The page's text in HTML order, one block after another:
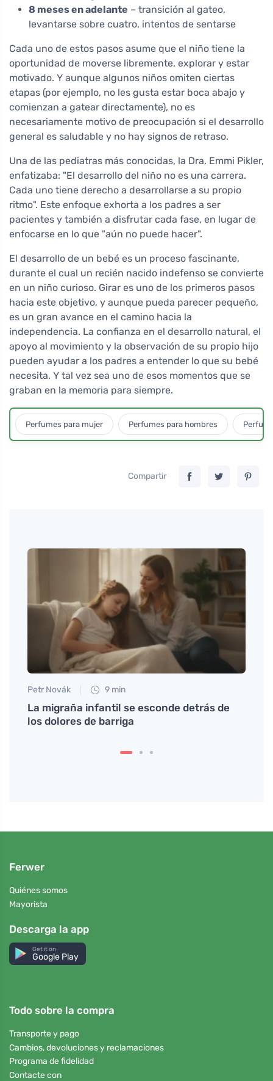
8 meses en adelante – transición al gateo,
levantarse sobre cuatro, intentos de sentarse
Cada uno de estos pasos asume que el niño tiene la
oportunidad de moverse libremente, explorar y estar
motivado. Y aunque algunos niños omiten ciertas
etapas (por ejemplo, no les gusta estar boca abajo y
comienzan a gatear directamente), no es
necesariamente motivo de preocupación si el desarrollo
general es saludable y no hay signos de retraso.
Una de las pediatras más conocidas, la Dra. Emmi Pikler,
enfatizaba: "El desarrollo del niño no es una carrera.
Cada uno tiene derecho a desarrollarse a su propio
ritmo". Este enfoque exhorta a los padres a ser
pacientes y también a disfrutar cada fase, en lugar de
enfocarse en lo que "aún no puede hacer".
El desarrollo de un bebé es un proceso fascinante,
durante el cual un recién nacido indefenso se convierte
en un niño curioso. Girar es uno de los primeros pasos
hacia este objetivo, y aunque pueda parecer pequeño,
es un gran avance en el camino hacia la
independencia. La confianza en el desarrollo natural, el
apoyo al movimiento y la observación de su propio hijo
pueden ayudar a los padres a entender lo que su bebé
necesita. Y tal vez sea uno de esos momentos que se
graban en la memoria para siempre.
Perfumes para mujer Perfumes para hombres
Compartir
Petr Novák 9 min
La migraña infantil se esconde detrás de
los dolores de barriga
Ferwer
Quiénes somos
Mayorista
Descarga la app
Get it on
Google Play
Todo sobre la compra
Transporte y pago
Cambios, devoluciones y reclamaciones
Programa de fidelidad
Contacte con